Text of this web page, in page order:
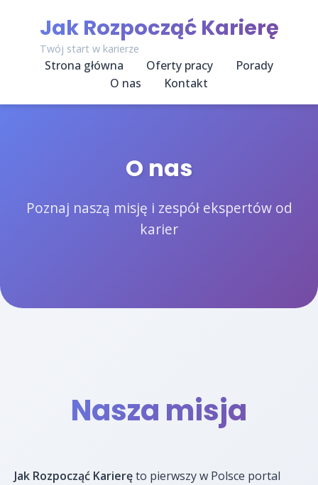
Jak Rozpocząć Karierę
Twój start w karierze
Strona główna Oferty pracy
Porady
O nas
Kontakt
O nas
Poznaj naszą misję i zespół ekspertów od
karier
Nasza misja
Jak Rozpocząć Karieręto pierwszy w Polsce portal